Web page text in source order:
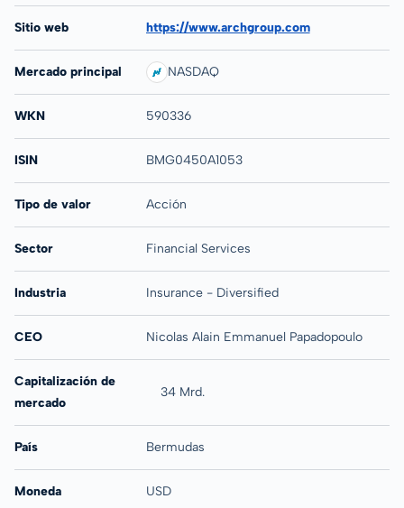
Sitio web https://www.archgroup.com
Mercado principal NASDAQ
WKN 590336
ISIN BMG0450A1053
Tipo de valor Acción
Sector Financial Services
Industria Insurance - Diversified
CEO Nicolas Alain Emmanuel Papadopoulo
Capitalización de
mercado
34 Mrd.
País Bermudas
Moneda USD